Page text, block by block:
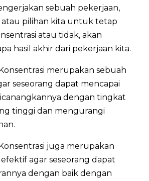
sebuah pekerjaan,
atau pilihan kita untuk tetap
atau tidak, akan
hasil akhir dari pekerjaan kita.
merupakan sebuah
seseorang dapat mencapai
dengan tingkat
tinggi dan mengurangi
juga merupakan
agar seseorang dapat
dengan baik dengan